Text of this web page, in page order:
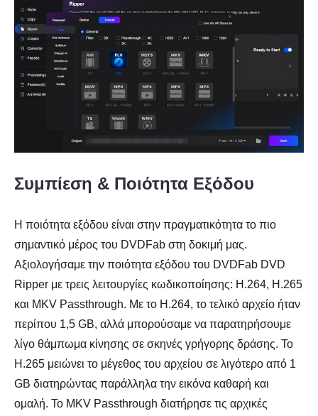
Συμπίεση & Ποιότητα Εξόδου
Η ποιότητα εξόδου είναι στην πραγματικότητα το πιο
σημαντικό μέρος του DVDFab στη δοκιμή μας.
Αξιολογήσαμε την ποιότητα εξόδου του DVDFab DVD
Ripper με τρεις λειτουργίες κωδικοποίησης: H.264, H.265
και MKV Passthrough. Με το H.264, το τελικό αρχείο ήταν
περίπου 1,5 GB, αλλά μπορούσαμε να παρατηρήσουμε
λίγο θάμπωμα κίνησης σε σκηνές γρήγορης δράσης. Το
H.265 μειώνει το μέγεθος του αρχείου σε λιγότερο από 1
GB διατηρώντας παράλληλα την εικόνα καθαρή και
ομαλή. Το MKV Passthrough διατήρησε τις αρχικές